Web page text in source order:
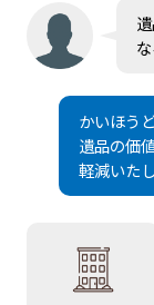
かいほう
遺品の価
軽減いた